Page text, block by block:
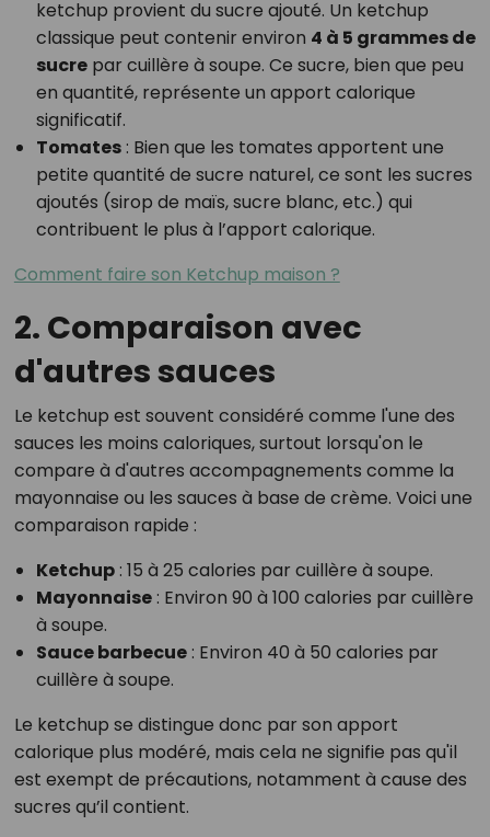
ketchup provient du sucre ajouté. Un ketchup
classique peut contenir environ 4 à 5 grammes de
sucrepar cuillère à soupe. Ce sucre, bien que peu
en quantité, représente un apport calorique
significatif.
Tomates: Bien que les tomates apportent une
petite quantité de sucre naturel, ce sont les sucres
ajoutés (sirop de maïs, sucre blanc, etc.) qui
contribuent le plus à l’apport calorique.
Comment faire son Ketchup maison ?
2. Comparaison avec
d'autres sauces
Le ketchup est souvent considéré comme l'une des
sauces les moins caloriques, surtout lorsqu'on le
compare à d'autres accompagnements comme la
mayonnaise ou les sauces à base de crème. Voici une
comparaison rapide :
Ketchup: 15 à 25 calories par cuillère à soupe.
Mayonnaise: Environ 90 à 100 calories par cuillère
à soupe.
Sauce barbecue: Environ 40 à 50 calories par
cuillère à soupe.
Le ketchup se distingue donc par son apport
calorique plus modéré, mais cela ne signifie pas qu'il
est exempt de précautions, notamment à cause des
sucres qu’il contient.